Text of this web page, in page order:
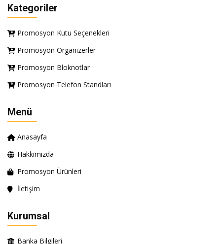
Kategoriler
Promosyon Kutu Seçenekleri
Promosyon Organizerler
Promosyon Bloknotlar
Promosyon Telefon Standları
Menü
Anasayfa
Hakkımızda
Promosyon Ürünleri
İletişim
Kurumsal
Banka Bilgileri